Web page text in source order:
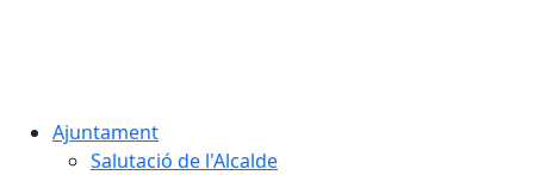
Ajuntament
Salutació de l'Alcalde